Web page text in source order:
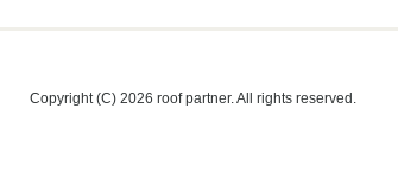
Copyright (C) 2026 roof partner. All rights reserved.